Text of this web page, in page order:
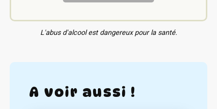
L'abus d'alcool est dangereux pour la santé.
A voir aussi !